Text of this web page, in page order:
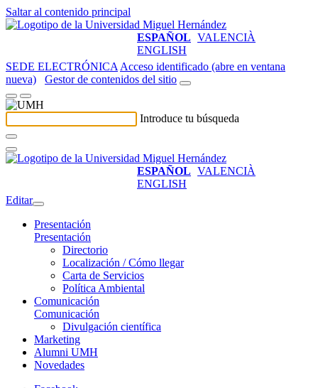
Saltar al contenido principal
ESPAÑOL VALENCIÀ
ENGLISH
SEDE ELECTRÓNICA Acceso identificado (abre en ventana
nueva)
Gestor de contenidos del sitio
Introduce tu búsqueda
ESPAÑOL VALENCIÀ
ENGLISH
Editar
Presentación
Presentación
Directorio
Localización / Cómo llegar
Carta de Servicios
Política Ambiental
Comunicación
Comunicación
Divulgación científica
Marketing
Alumni UMH
Novedades